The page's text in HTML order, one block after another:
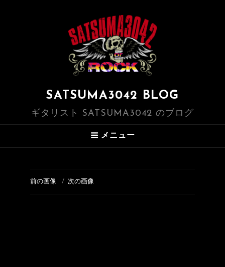
SATSUMA3042 BLOG
ギタリスト SATSUMA3042 のブログ
メニュー
前の画像 次の画像